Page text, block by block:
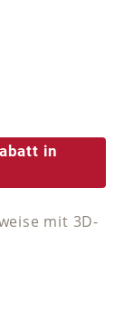
5 Sternen
in
mit 3D-